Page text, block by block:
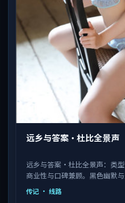
远乡与答案·杜比全景声
远乡与答案·杜比全景声：类型
商业性与口碑兼顾。黑色幽默
执导，张译、肖战、杨紫琼等
型为传记。
传记 · 线路